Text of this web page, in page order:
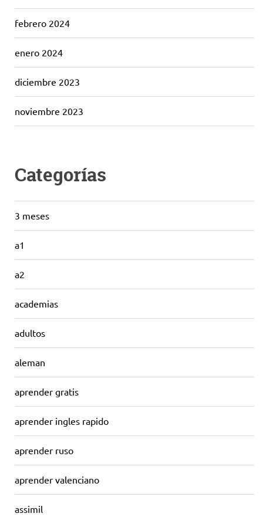
febrero 2024
enero 2024
diciembre 2023
noviembre 2023
Categorías
3 meses
a1
a2
academias
adultos
aleman
aprender gratis
aprender ingles rapido
aprender ruso
aprender valenciano
assimil